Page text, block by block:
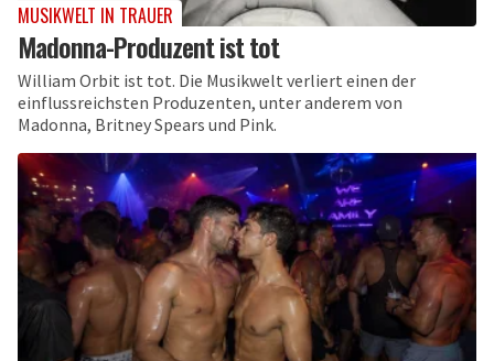
MUSIKWELT IN TRAUER
Madonna-Produzent ist tot
William Orbit ist tot. Die Musikwelt verliert einen der
einflussreichsten Produzenten, unter anderem von
Madonna, Britney Spears und Pink.